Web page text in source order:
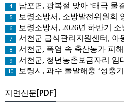
4 남포면, 광복절 맞아 ‘태극 물
5 보령소방서, 소방발전위원회 영상제작용 카메라
6 보령소방서, 2026년 하반기 소방발
7 서천군 급식관리지원센터, 아동·청
8 서천군, 폭염 속 축산농가 피
9 서천군, 청년농촌보금자리 임대
10 보령시, 과수 돌발해충 ‘성충기’
지면신문[PDF]